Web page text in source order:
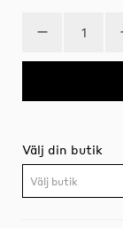
Välj din butik
Välj butik